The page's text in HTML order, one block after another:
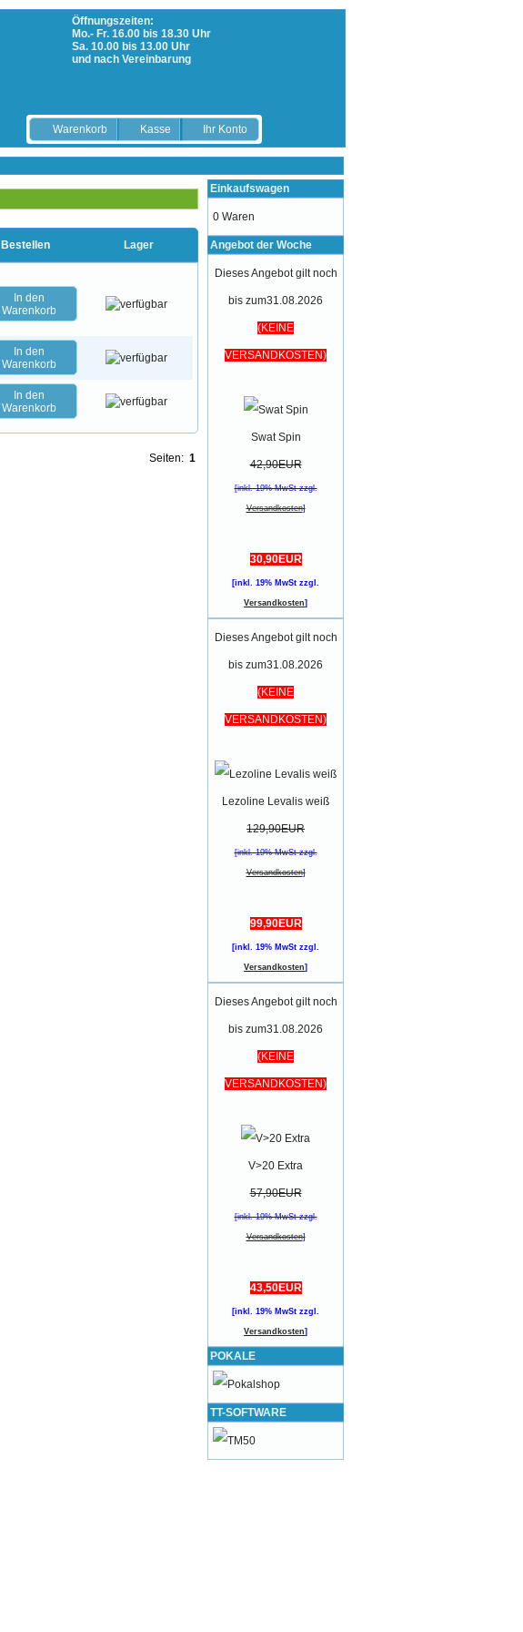
Öffnungszeiten:
Mo.- Fr. 16.00 bis 18.30 Uhr
Sa. 10.00 bis 13.00 Uhr
und nach Vereinbarung
Warenkorb Kasse Ihr Konto
Bestellen Lager
In den
Warenkorb
In den
Warenkorb
In den
Warenkorb
Seiten: 1
Einkaufswagen
0 Waren
Angebot der Woche
Dieses Angebot gilt noch
bis zum31.08.2026
(KEINE
VERSANDKOSTEN)
Swat Spin
42,90EUR
[inkl. 19% MwSt zzgl.
Versandkosten]
30,90EUR
[inkl. 19% MwSt zzgl.
Versandkosten]
Dieses Angebot gilt noch
bis zum31.08.2026
(KEINE
VERSANDKOSTEN)
Lezoline Levalis weiß
129,90EUR
[inkl. 19% MwSt zzgl.
Versandkosten]
99,90EUR
[inkl. 19% MwSt zzgl.
Versandkosten]
Dieses Angebot gilt noch
bis zum31.08.2026
(KEINE
VERSANDKOSTEN)
V>20 Extra
57,90EUR
[inkl. 19% MwSt zzgl.
Versandkosten]
43,50EUR
[inkl. 19% MwSt zzgl.
Versandkosten]
POKALE
TT-SOFTWARE